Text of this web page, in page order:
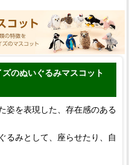
のぬいぐるみマスコット
姿を表現した、存在感のある
るみとして、座らせたり、自